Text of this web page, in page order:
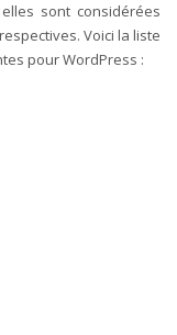
sont considérées
Voici la liste
pour WordPress :